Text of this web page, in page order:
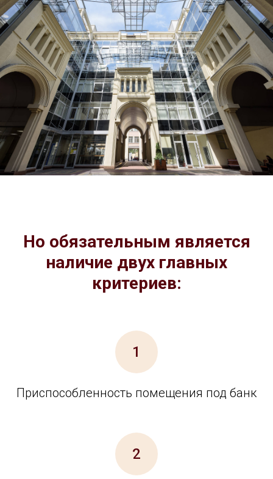
Но обязательным является
наличие двух главных
критериев:
1
Приспособленность помещения под банк
2